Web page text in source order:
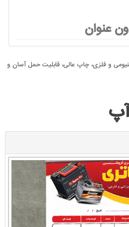
عنوان
و فلزی، چاپ عالی، قابلیت حمل آسان و